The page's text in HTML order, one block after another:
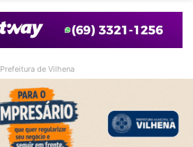
Prefeitura de Vilhena